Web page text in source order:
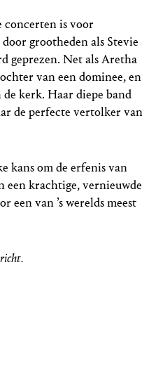
concerten is voor
grootheden als Stevie
geprezen. Net als Aretha
van een dominee, en
kerk. Haar diepe band
de perfecte vertolker van
kans om de erfenis van
krachtige, vernieuwde
een van ’s werelds meest